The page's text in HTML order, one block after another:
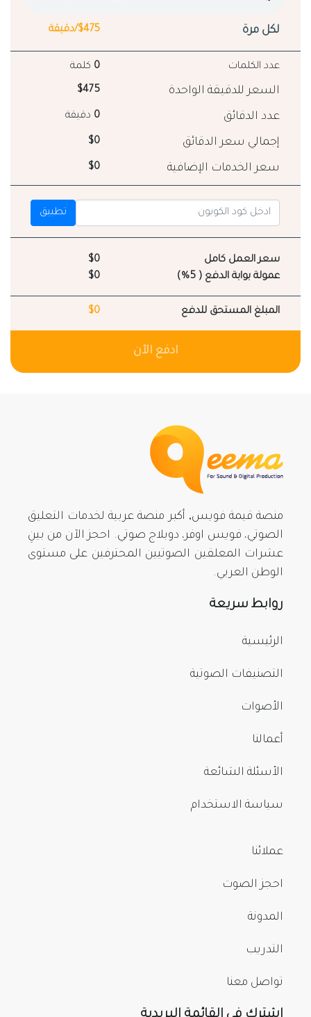
لكل مرة $475/دقيقة
عدد الكلمات 0 كلمة
السعر للدقيقة الواحدة $475
عدد الدقائق 0 دقيقة
إجمالي سعر الدقائق $0
سعر الخدمات الإضافية $0
تطبيق
سعر العمل كامل
$0
عمولة بوابة الدفع ( 5%)
$0
المبلغ المستحق للدفع $0
ادفع الآن
منصة قيمة فويس, أكبر منصة عربية لخدمات التعليق
الصوتي، فويس اوفر، دوبلاج صوتي. احجز الآن من بينِ
عشرات المعلقين الصوتيين المحترفين على مستوى
الوطن العربي.
روابط سريعة
الرئيسية
التصنيفات الصوتية
الأصوات
أعمالنا
الأسئلة الشائعة
سياسة الاستخدام
عملائنا
احجز الصوت
المدونة
التدريب
تواصل معنا